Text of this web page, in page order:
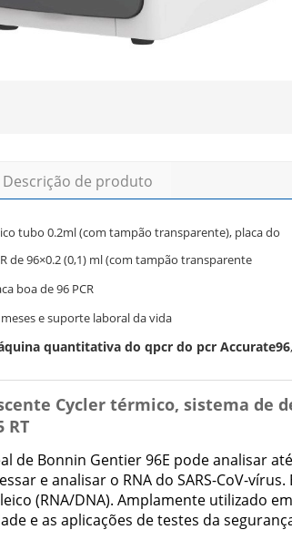
Descrição de produto
tubo 0.2ml (com tampão transparente), placa do
de 96×0.2 (0,1) ml (com tampão transparente
boa de 96 PCR
meses e suporte laboral da vida
quantitativa do qpcr do pcr Accurate96,
Cycler térmico, sistema de
RT
de Bonnin Gentier 96E pode analisar
e analisar o RNA do SARS-CoV-
(RNA/DNA). Amplamente utilizado
e as aplicações de testes da